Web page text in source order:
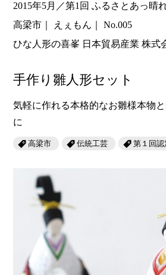
2015年5月／第1回 ふるさとあっ晴
高梁市
えぇもん
No.005
ひな人形の喜峯 日本貿易産業 株式
手作り雛人形セット
気軽に作れる本格的なお雛様本物
に
高梁市 伝統工芸 第１回認